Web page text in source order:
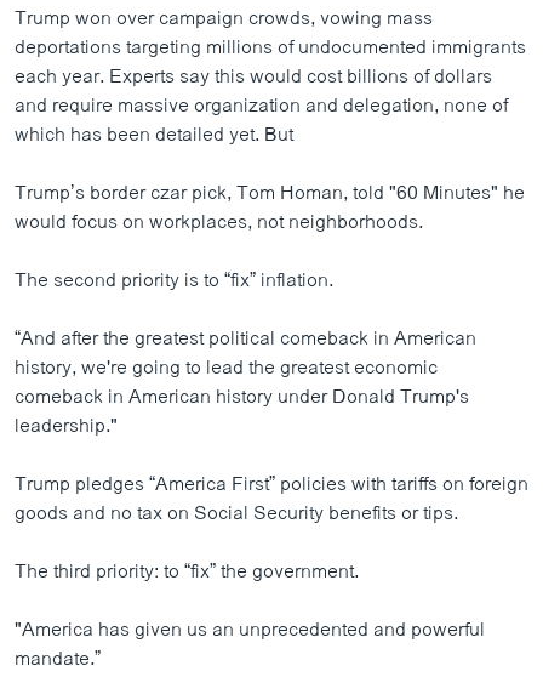
Trump won over campaign crowds, vowing mass
deportations targeting millions of undocumented immigrants
each year. Experts say this would cost billions of dollars
and require massive organization and delegation, none of
which has been detailed yet. But
Trump’s border czar pick, Tom Homan, told "60 Minutes" he
would focus on workplaces, not neighborhoods.
The second priority is to “fix” inflation.
“And after the greatest political comeback in American
history, we're going to lead the greatest economic
comeback in American history under Donald Trump's
leadership."
Trump pledges “America First” policies with tariffs on foreign
goods and no tax on Social Security benefits or tips.
The third priority: to “fix” the government.
"America has given us an unprecedented and powerful
mandate.”